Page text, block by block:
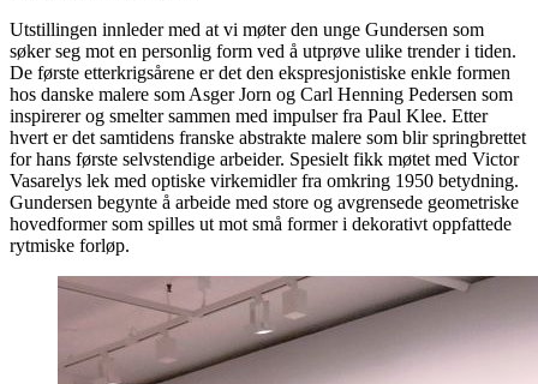
Utstillingen innleder med at vi møter den unge Gundersen som
søker seg mot en personlig form ved å utprøve ulike trender i tiden.
De første etterkrigsårene er det den ekspresjonistiske enkle formen
hos danske malere som Asger Jorn og Carl Henning Pedersen som
inspirerer og smelter sammen med impulser fra Paul Klee. Etter
hvert er det samtidens franske abstrakte malere som blir springbrettet
for hans første selvstendige arbeider. Spesielt fikk møtet med Victor
Vasarelys lek med optiske virkemidler fra omkring 1950 betydning.
Gundersen begynte å arbeide med store og avgrensede geometriske
hovedformer som spilles ut mot små former i dekorativt oppfattede
rytmiske forløp.